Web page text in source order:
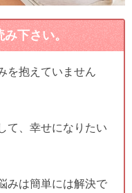
下さい。
を抱えていません
て、幸せになりたい
みは簡単には解決で